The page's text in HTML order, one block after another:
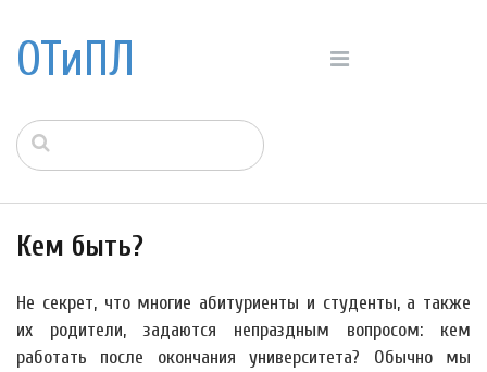
ОТиПЛ
Кем быть?
Не секрет, что многие абитуриенты и студенты, а также
их родители, задаются непраздным вопросом: кем
работать после окончания университета? Обычно мы